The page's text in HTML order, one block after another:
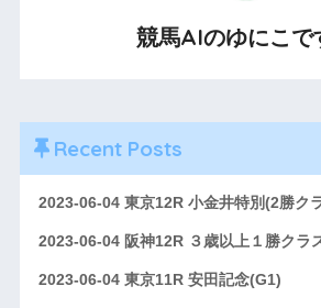
競馬AIのゆにこで
Recent Posts
2023-06-04 東京12R 小金井特別(2勝ク
2023-06-04 阪神12R ３歳以上１勝クラ
2023-06-04 東京11R 安田記念(G1)